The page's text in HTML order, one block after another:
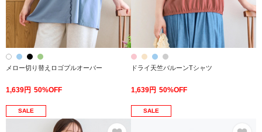
メロー切り替えロゴプルオーバー
1,639円 50%OFF
ドライ天竺バルーンTシャツ
1,639円 50%OFF
SALE SALE